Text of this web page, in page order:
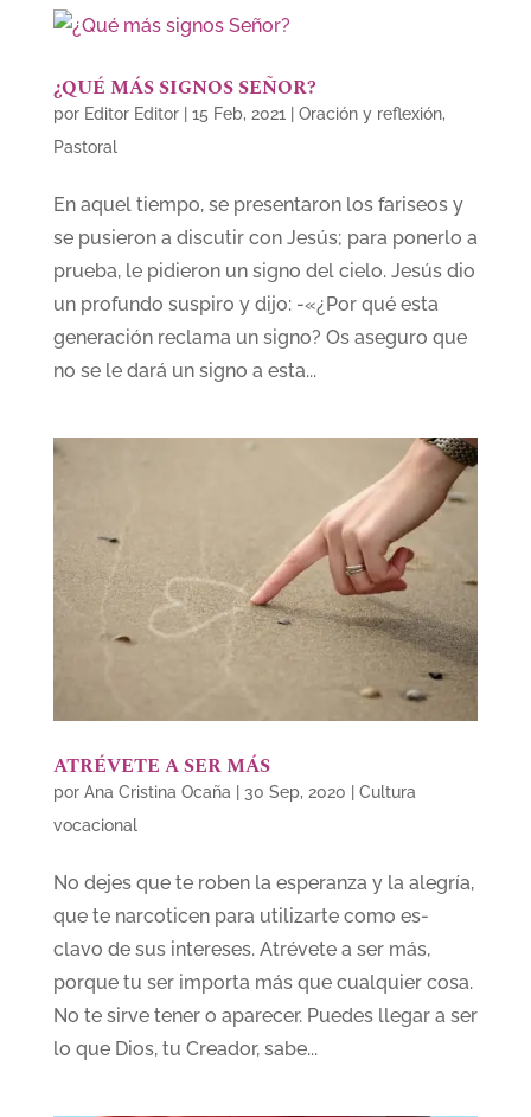
¿QUÉ MÁS SIGNOS SEÑOR?
por Editor Editor| 15 Feb, 2021 Oración y reflexión,
Pastoral
En aquel tiempo, se presentaron los fariseos y
se pusieron a discutir con Jesús; para ponerlo a
prueba, le pidieron un signo del cielo. Jesús dio
un profundo suspiro y dijo: -«¿Por qué esta
generación reclama un signo? Os aseguro que
no se le dará un signo a esta...
ATRÉVETE A SER MÁS
por Ana Cristina Ocaña | 30 Sep, 2020 | Cultura
vocacional
No dejes que te roben la esperanza y la alegría,
que te narcoticen para utilizarte como es-
clavo de sus intereses. Atrévete a ser más,
porque tu ser importa más que cualquier cosa.
No te sirve tener o aparecer. Puedes llegar a ser
lo que Dios, tu Creador, sabe...